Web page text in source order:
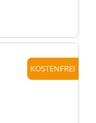
KOSTENFREI